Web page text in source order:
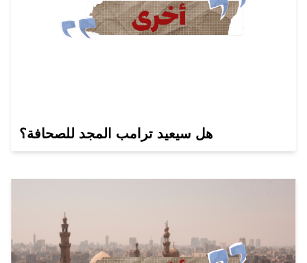
هل سيعيد ترامب المجد للصحافة؟